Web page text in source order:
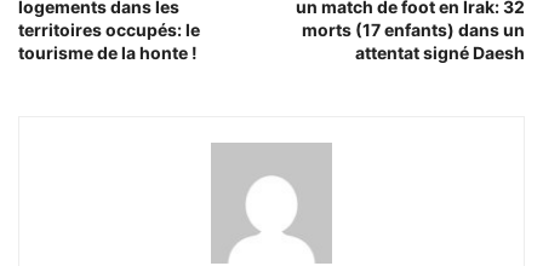
logements dans les
territoires occupés: le
tourisme de la honte !
un match de foot en Irak: 32
morts (17 enfants) dans un
attentat signé Daesh